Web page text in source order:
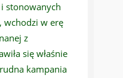
stonowanych
wchodzi w erę
z
się właśnie
kampania